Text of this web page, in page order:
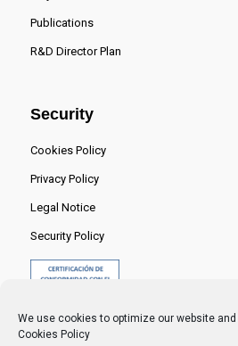
We use cookies to optimize our website
Cookies Policy
Publications
R&D Director Plan
Security
Cookies Policy
Privacy Policy
Legal Notice
Security Policy